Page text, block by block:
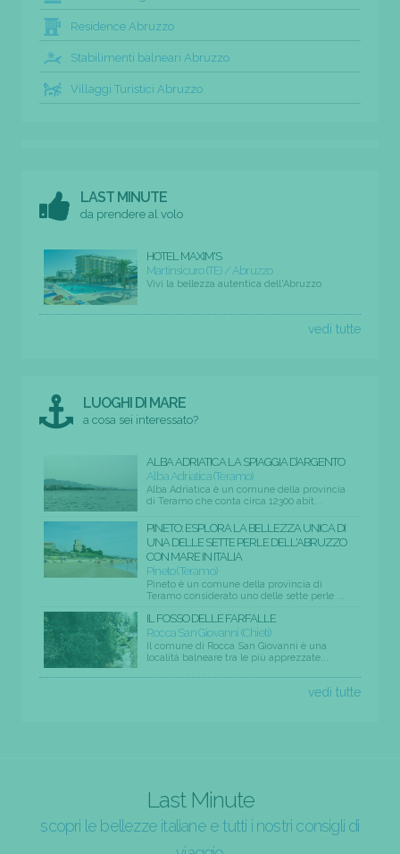
Residence Abruzzo
Stabilimenti balneari Abruzzo
Villaggi Turistici Abruzzo
LAST MINUTE
da prendere al volo
HOTEL MAXIM'S
Martinsicuro (TE) / Abruzzo
Vivi la bellezza autentica dell'Abruzzo
vedi tutte
LUOGHI DI MARE
a cosa sei interessato?
ALBA ADRIATICA LA SPIAGGIA D’ARGENTO
Alba Adriatica (Teramo)
Alba Adriatica è un comune della provincia
di Teramo che conta circa 12300 abit...
PINETO: ESPLORA LA BELLEZZA UNICA DI
UNA DELLE SETTE PERLE DELL'ABRUZZO
CON MARE IN ITALIA
Pineto (Teramo)
Pineto è un comune della provincia di
Teramo considerato uno delle sette perle ...
IL FOSSO DELLE FARFALLE
Rocca San Giovanni (Chieti)
Il comune di Rocca San Giovanni è una
località balneare tra le più apprezzate...
vedi tutte
Last Minute
scopri le bellezze italiane e tutti i nostri consigli di